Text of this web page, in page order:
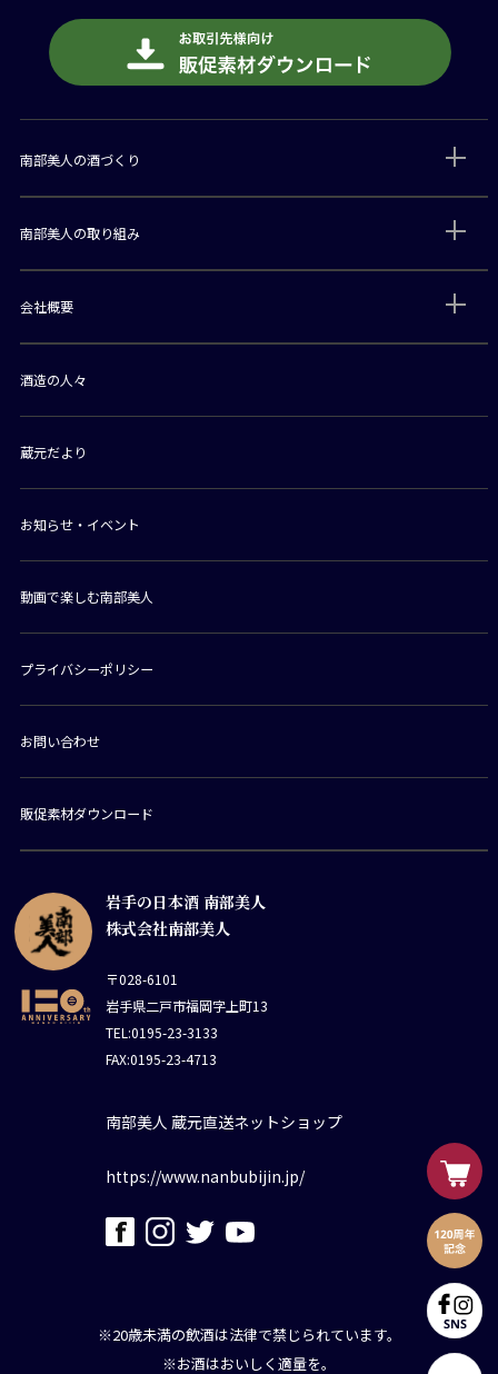
岩手の日本酒 南部美人
株式会社南部美人
〒028-6101
岩手県二戸市福岡字上町13
TEL:0195-23-3133
FAX:0195-23-4713
南部美人 蔵元直送ネットショップ
https://www.nanbubijin.jp/
南部美人の酒づくり
南部美人の取り組み
会社概要
酒造の人々
蔵元だより
お知らせ・イベント
動画で楽しむ南部美人
プライバシーポリシー
お問い合わせ
販促素材ダウンロード
※20歳未満の飲酒は法律で禁じられています。
※お酒はおいしく適量を。